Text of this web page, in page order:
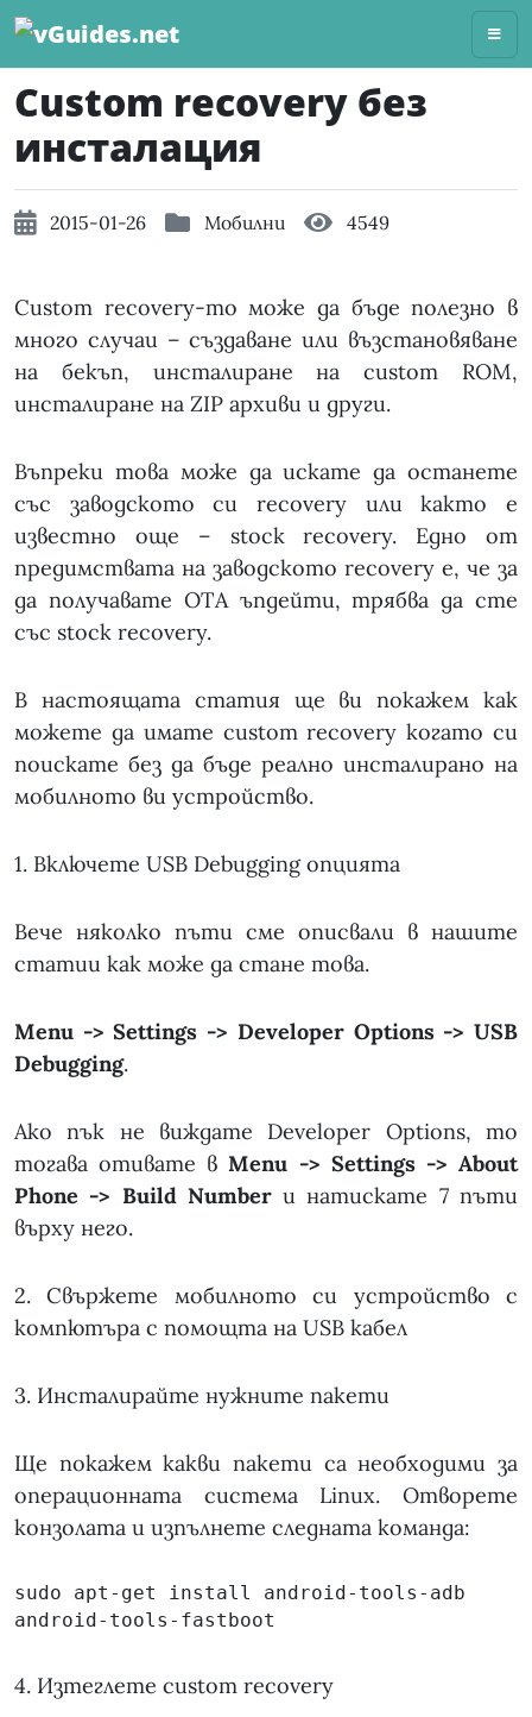
Skip
Custom recovery без
инсталация
2015-01-26 Мобилни 4549
Custom recovery-то може да бъде полезно в
много случаи – създаване или възстановяване
на бекъп, инсталиране на custom ROM,
инсталиране на ZIP архиви и други.
Въпреки това може да искате да останете
със заводското си recovery или както е
известно още – stock recovery. Едно от
предимствата на заводското recovery е, че за
да получавате OTA ъпдейти, трябва да сте
със stock recovery.
В настоящата статия ще ви покажем как
можете да имате custom recovery когато си
поискате без да бъде реално инсталирано на
мобилното ви устройство.
1. Включете USB Debugging опцията
Вече няколко пъти сме описвали в нашите
статии как може да стане това.
Menu -> Settings -> Developer Options -> USB
Debugging.
Ако пък не виждате Developer Options, то
тогава отивате вMenu -> Settings -> About
Phone -> Build Numberи натискате 7 пъти
върху него.
2. Свържете мобилното си устройство с
компютъра с помощта на USB кабел
3. Инсталирайте нужните пакети
Ще покажем какви пакети са необходими за
операционната система Linux. Отворете
конзолата и изпълнете следната команда:
sudo apt-get install android-tools-adb
android-tools-fastboot
4. Изтеглете custom recovery